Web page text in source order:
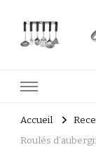
Accueil
Roulés